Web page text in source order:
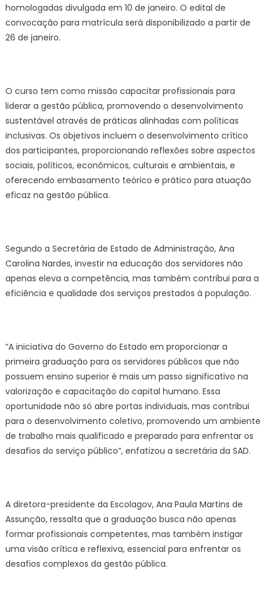
homologadas divulgada em 10 de janeiro. O edital de
convocação para matrícula será disponibilizado a partir de
26 de janeiro.
O curso tem como missão capacitar profissionais para
liderar a gestão pública, promovendo o desenvolvimento
sustentável através de práticas alinhadas com políticas
inclusivas. Os objetivos incluem o desenvolvimento crítico
dos participantes, proporcionando reflexões sobre aspectos
sociais, políticos, econômicos, culturais e ambientais, e
oferecendo embasamento teórico e prático para atuação
eficaz na gestão pública.
Segundo a Secretária de Estado de Administração, Ana
Carolina Nardes, investir na educação dos servidores não
apenas eleva a competência, mas também contribui para a
eficiência e qualidade dos serviços prestados à população.
“A iniciativa do Governo do Estado em proporcionar a
primeira graduação para os servidores públicos que não
possuem ensino superior é mais um passo significativo na
valorização e capacitação do capital humano. Essa
oportunidade não só abre portas individuais, mas contribui
para o desenvolvimento coletivo, promovendo um ambiente
de trabalho mais qualificado e preparado para enfrentar os
desafios do serviço público”, enfatizou a secretária da SAD.
A diretora-presidente da Escolagov, Ana Paula Martins de
Assunção, ressalta que a graduação busca não apenas
formar profissionais competentes, mas também instigar
uma visão crítica e reflexiva, essencial para enfrentar os
desafios complexos da gestão pública.